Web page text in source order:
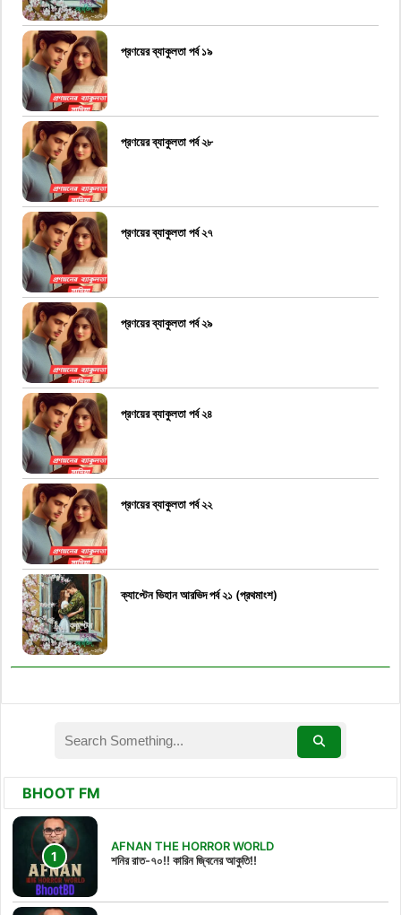
প্রণয়ের ব্যাকুলতা পর্ব ১৯
প্রণয়ের ব্যাকুলতা পর্ব ২৮
প্রণয়ের ব্যাকুলতা পর্ব ২৭
প্রণয়ের ব্যাকুলতা পর্ব ২৯
প্রণয়ের ব্যাকুলতা পর্ব ২৪
প্রণয়ের ব্যাকুলতা পর্ব ২২
ক্যাপ্টেন ভিহান আরভিদ পর্ব ২১ (প্রথমাংশ)
BHOOT FM
AFNAN THE HORROR WORLD
শনির রাত-৭০!! কারিন জ্বিনের আকুতি!!